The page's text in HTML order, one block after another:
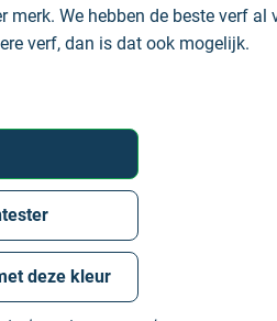
merk. We hebben de beste verf al
verf, dan is dat ook mogelijk.
deze kleur